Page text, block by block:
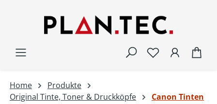
Home
Produkte
Original Tinte, Toner & Druckköpfe
Canon Tinten